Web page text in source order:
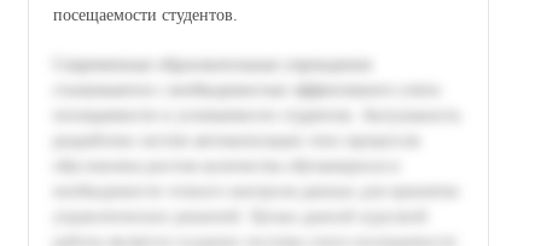
посещаемости студентов.